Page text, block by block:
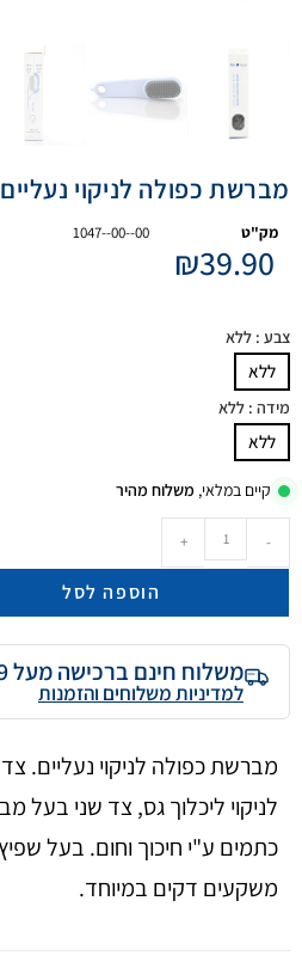
מברשת כפולה לניקוי נעליים
מק"ט 1047--00--00
₪39.90
צבע : ללא
ללא
מידה : ללא
ללא
קיים במלאי, משלוח מהיר
-
+
הוספה לסל
משלוח חינם ברכישה מעל ₪299
למדיניות משלוחים והזמנות
מברשת כפולה לניקוי
לניקוי ליכלוך גס, צד שני בעל
כתמים ע"י חיכוך וחום. בעל
משקעים דקים במיוחד.